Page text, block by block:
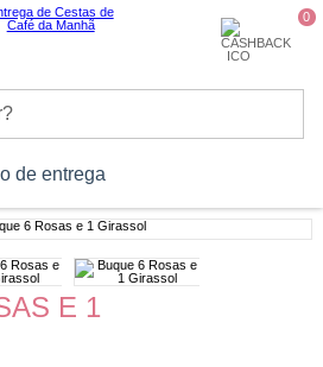
0
de entrega
Datas Shopping
Monte
sua
Cesta
E 1